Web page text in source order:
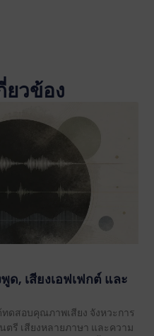
ยวข้อง
ด, เสียงเอฟเฟกต์ และ
ทดสอบคุณภาพเสียง จังหวะการ
รี เสียงหลายภาษา และความ